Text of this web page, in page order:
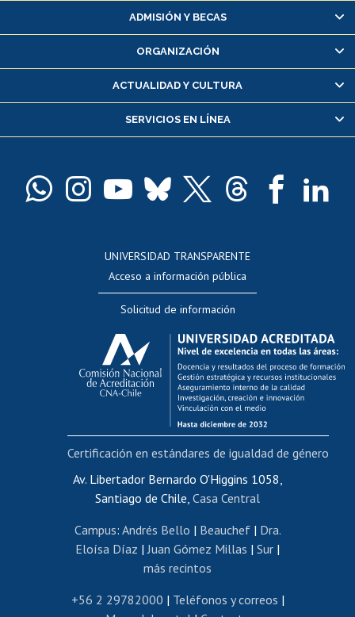
Matrícula en línea
Inscripción y cambio de asignaturas
Consulta y certificado de notas
Servicio médico y dental
Pago de arancel y crédito alumnos
Docentes
Perfeccionamiento
Editar Portafolio Académico
Evaluación docente
Calificación académica
Postulación al AUCAI
Funcionarias/os
Cursos internos de capacitación
Bienestar del personal
Portal de movilidad interna
Certificado de renta
Certificado de renta honorarios
Editar páginas blancas
Extranjeras/os
Revalidación y reconocimiento de títulos
ADMISIÓN Y BECAS
ORGANIZACIÓN
ACTUALIDAD Y CULTURA
SERVICIOS EN LÍNEA
UNIVERSIDAD TRANSPARENTE
Acceso a información pública
Solicitud de información
Av. Libertador Bernardo O'Higgins 1058,
Santiago de Chile, Casa Central
Campus: Andrés Bello | Beauchef| Dra.
Eloísa Díaz |Juan Gómez Millas | Sur |
más recintos
+56 2 29782000 | Teléfonos y correos |
Certificación en estándares de igualdad de género